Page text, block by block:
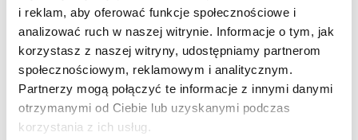
i reklam, aby oferować funkcje społecznościowe i
analizować ruch w naszej witrynie. Informacje o tym, jak
korzystasz z naszej witryny, udostępniamy partnerom
społecznościowym, reklamowym i analitycznym.
Partnerzy mogą połączyć te informacje z innymi danymi
otrzymanymi od Ciebie lub uzyskanymi podczas
korzystania z ich usług.